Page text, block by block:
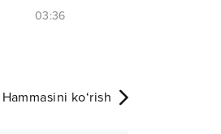
03:36
Hammasini ko‘rish